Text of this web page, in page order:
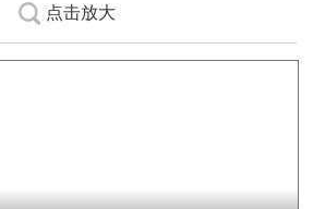
点击放大